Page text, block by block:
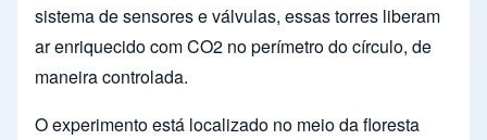
sistema de sensores e válvulas, essas torres liberam
ar enriquecido com CO2 no perímetro do círculo, de
maneira controlada.
O experimento está localizado no meio da floresta